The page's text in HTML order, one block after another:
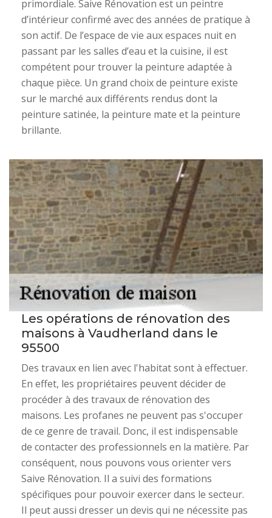
primordiale. Saive Rénovation est un peintre
d’intérieur confirmé avec des années de pratique à
son actif. De l’espace de vie aux espaces nuit en
passant par les salles d’eau et la cuisine, il est
compétent pour trouver la peinture adaptée à
chaque pièce. Un grand choix de peinture existe
sur le marché aux différents rendus dont la
peinture satinée, la peinture mate et la peinture
brillante.
Les opérations de rénovation des
maisons à Vaudherland dans le
95500
Des travaux en lien avec l'habitat sont à effectuer.
En effet, les propriétaires peuvent décider de
procéder à des travaux de rénovation des
maisons. Les profanes ne peuvent pas s'occuper
de ce genre de travail. Donc, il est indispensable
de contacter des professionnels en la matière. Par
conséquent, nous pouvons vous orienter vers
Saive Rénovation. Il a suivi des formations
spécifiques pour pouvoir exercer dans le secteur.
Il peut aussi dresser un devis qui ne nécessite pas